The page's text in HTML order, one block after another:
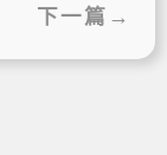
下一篇→